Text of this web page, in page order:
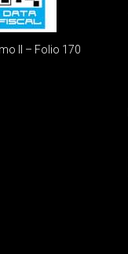
II – Folio 170